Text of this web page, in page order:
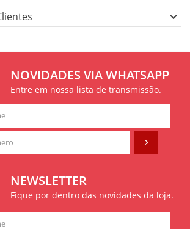
NOVIDADES VIA WHATSAPP
Entre em nossa lista de transmissão.
NEWSLETTER
Fique por dentro das novidades da loja.